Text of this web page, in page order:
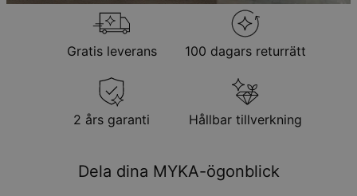
Gratis leverans 100 dagars returrätt
2 års garanti Hållbar tillverkning
Dela dina MYKA-ögonblick